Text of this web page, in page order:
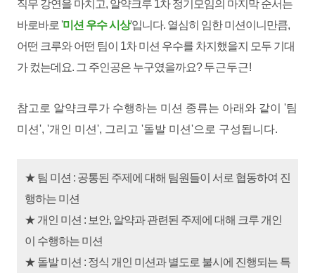
직무 강연을 마치고, 알약크루 1차 정기모임의 마지막 순서는
바로바로 '미션 우수 시상'입니다. 열심히 임한 미션이니만큼,
어떤 크루와 어떤 팀이 1차 미션 우수를 차지했을지 모두 기대
가 컸는데요. 그 주인공은 누구였을까요?두근두근!
참고로 알약크루가 수행하는 미션 종류는 아래와 같이 '팀
미션', '개인 미션', 그리고 '돌발 미션'으로 구성됩니다.
★ 팀 미션 : 공통된 주제에 대해 팀원들이 서로 협동하여 진
행하는 미션
★ 개인 미션 : 보안, 알약과 관련된 주제에 대해 크루 개인
이 수행하는 미션
★ 돌발 미션 : 정식 개인 미션과 별도로 불시에 진행되는 특